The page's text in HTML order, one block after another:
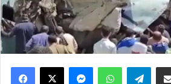
WhatsApp Telegram